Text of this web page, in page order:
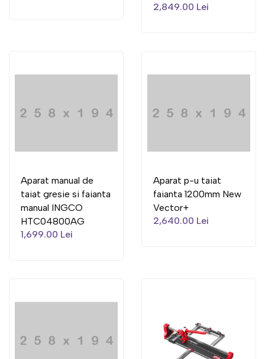
2,849.00 Lei
Aparat manual de
taiat gresie si faianta
manual INGCO
HTC04800AG
1,699.00 Lei
Aparat p-u taiat
faianta 1200mm New
Vector+
2,640.00 Lei